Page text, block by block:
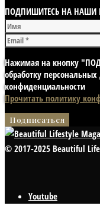
ПОДПИШИТЕСЬ НА НАШИ
Нажимая на кнопку
обработку
конфиденциальности
Прочитать политику
© 2017-2025 Beautiful
Youtube